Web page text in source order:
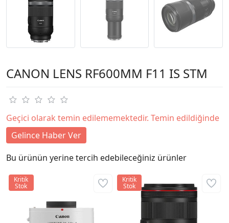
CANON LENS RF600MM F11 IS STM
Geçici olarak temin edilememektedir. Temin edildiğinde
Gelince Haber Ver
Bu ürünün yerine tercih edebileceğiniz ürünler
Kritik
Stok
Kritik
Stok